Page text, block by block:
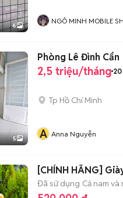
6 NGÔ MINH MOBILE
5
Phòng Lê Đình Cẩn
2,5 triệu/tháng 20
Tp Hồ Chí Minh
A Anna Nguyễn
[CHÍNH HÃNG]
Đã sử dụng Cả nam và